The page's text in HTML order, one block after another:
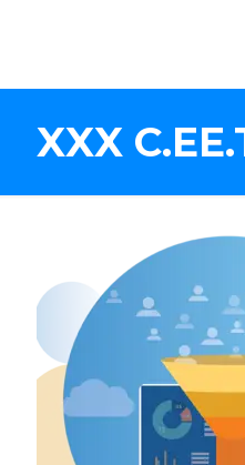
XXX